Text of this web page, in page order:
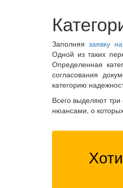
Заполняязаявку
Одной из таких
Определенная
согласования
категорию
Всего выделяют
нюансами, о